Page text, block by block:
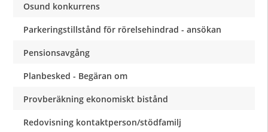
Osund konkurrens
Parkeringstillstånd för rörelsehindrad - ansökan
Pensionsavgång
Planbesked - Begäran om
Provberäkning ekonomiskt bistånd
Redovisning kontaktperson/stödfamilj